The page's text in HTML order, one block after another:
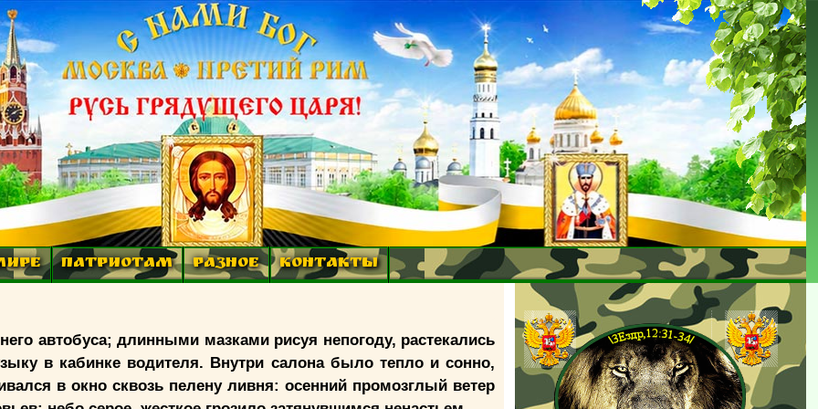
ПАТРИОТАМ РАЗНОЕ КОНТАКТЫ
автобуса; длинными мазками рисуя непогоду, растекались
в кабинке водителя. Внутри салона было тепло и сонно,
в окно сквозь пелену ливня: осенний промозглый ветер